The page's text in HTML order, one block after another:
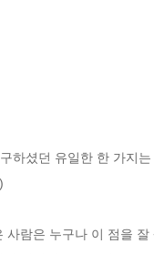
하셨던 유일한 한 가지
사람은 누구나 이 점을